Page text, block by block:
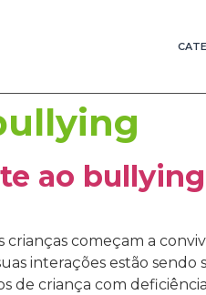
ao
crianças começam a
interações estão
de criança com